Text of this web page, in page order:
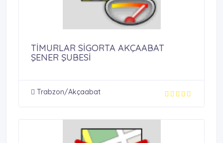
TİMURLAR SİGORTA AKÇAABAT
ŞENER ŞUBESİ
Trabzon/Akçaabat